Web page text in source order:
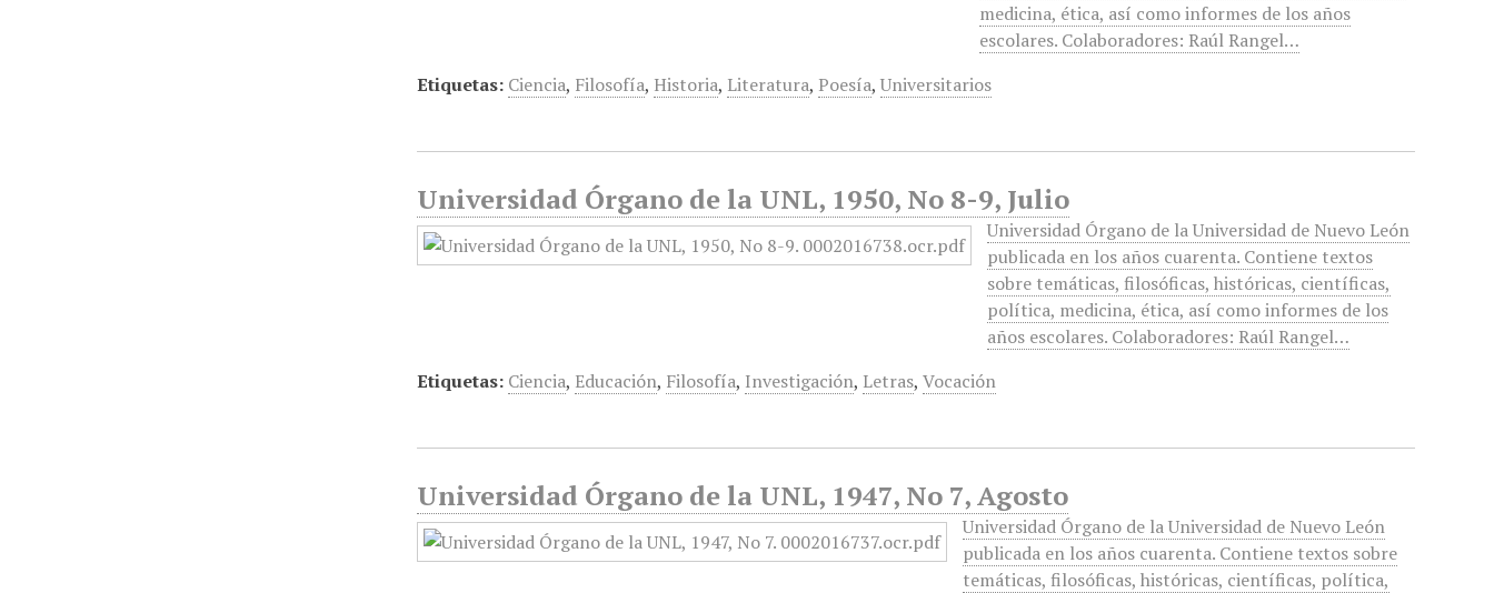
medicina, ética, así como informes de los años
escolares. Colaboradores: Raúl Rangel…
Etiquetas: Ciencia, Filosofía, Historia, Literatura, Poesía,Universitarios
Universidad Órgano de la UNL, 1950, No 8-9, Julio
Universidad Órgano de la Universidad de Nuevo León
publicada en los años cuarenta. Contiene textos
sobre temáticas, filosóficas, históricas, científicas,
política, medicina, ética, así como informes de los
años escolares. Colaboradores: Raúl Rangel…
Etiquetas: Ciencia, Educación, Filosofía, Investigación, Letras,Vocación
Universidad Órgano de la UNL, 1947, No 7, Agosto
Universidad Órgano de la Universidad de Nuevo León
publicada en los años cuarenta. Contiene textos sobre
temáticas, filosóficas, históricas, científicas, política,